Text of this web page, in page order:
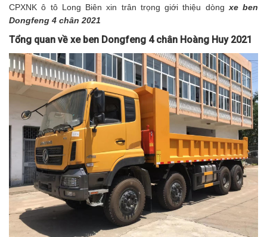
CPXNK ô tô Long Biên xin trân trọng giới thiệu dòngxe ben
Dongfeng 4 chân 2021
Tổng quan về xe ben Dongfeng 4 chân Hoàng Huy 2021